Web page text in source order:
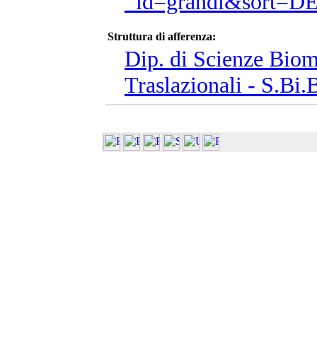
Struttura di afferenza:
Dip. di Scienze
Traslazionali -